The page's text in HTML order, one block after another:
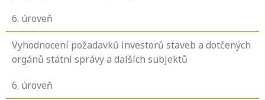
6. úroveň
Vyhodnocení požadavků investorů staveb a dotčených
orgánů státní správy a dalších subjektů
6. úroveň